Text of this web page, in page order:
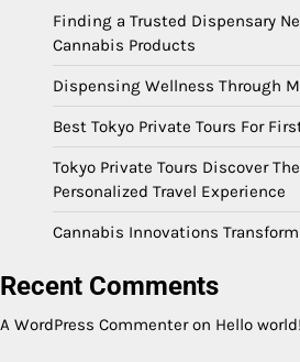
Finding a Trusted Dispensary
Cannabis Products
Dispensing Wellness Through
Best Tokyo Private Tours For
Tokyo Private Tours Discover
Personalized Travel Experience
Cannabis Innovations
Recent Comments
A WordPress Commenteron Hello world!